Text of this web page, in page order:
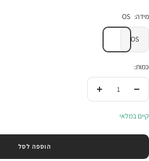
מידה: OS
OS
כמות:
העלי
קיים במלאי
הוספה לסל